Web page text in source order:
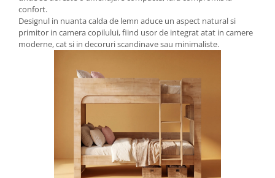
confort.
Designul in nuanta calda de lemn aduce un aspect natural si
primitor in camera copilului, fiind usor de integrat atat in camere
moderne, cat si in decoruri scandinave sau minimaliste.